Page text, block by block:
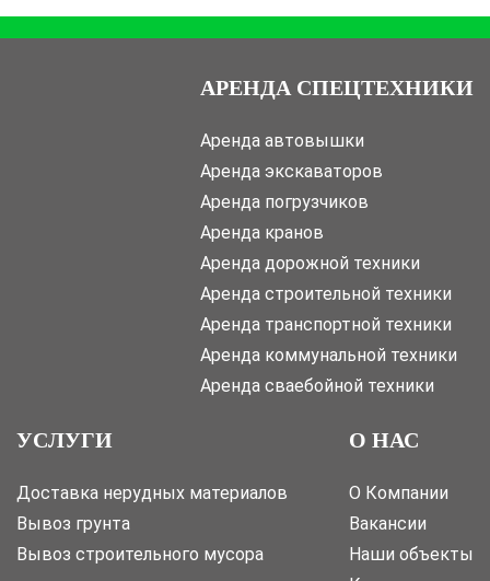
АРЕНДА СПЕЦТЕХНИКИ
Аренда автовышки
Аренда экскаваторов
Аренда погрузчиков
Аренда кранов
Аренда дорожной техники
Аренда строительной техники
Аренда транспортной техники
Аренда коммунальной техники
Аренда сваебойной техники
УСЛУГИ
Доставка нерудных материалов
Вывоз грунта
Вывоз строительного мусора
О НАС
О Компании
Вакансии
Наши объекты